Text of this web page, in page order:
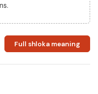
Full shloka meaning